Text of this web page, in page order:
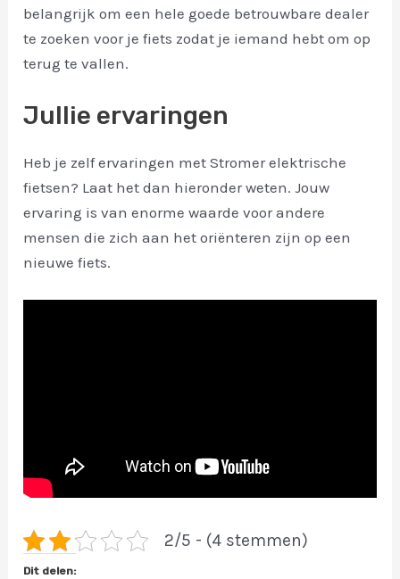
belangrijk om een hele goede betrouwbare dealer
te zoeken voor je fiets zodat je iemand hebt om op
terug te vallen.
Jullie ervaringen
Heb je zelf ervaringen met Stromer elektrische
fietsen? Laat het dan hieronder weten. Jouw
ervaring is van enorme waarde voor andere
mensen die zich aan het oriënteren zijn op een
nieuwe fiets.
2/5 - (4 stemmen)
Dit delen: